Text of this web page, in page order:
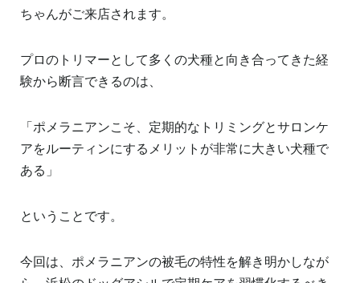
ちゃんがご来店されます。
プロのトリマーとして多くの犬種と向き合ってきた経
験から断言できるのは、
「ポメラニアンこそ、定期的なトリミングとサロンケ
アをルーティンにするメリットが非常に大きい犬種で
ある」
ということです。
今回は、ポメラニアンの被毛の特性を解き明かしなが